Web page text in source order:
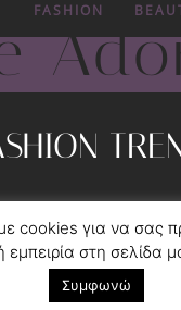
FASHION
TICKER
cookies για να σας
στη σελίδα
Συμφωνώ